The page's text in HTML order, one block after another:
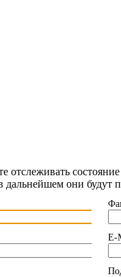
отслеживать
они будут
E-